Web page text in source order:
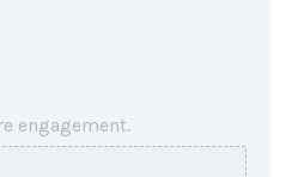
engagement.